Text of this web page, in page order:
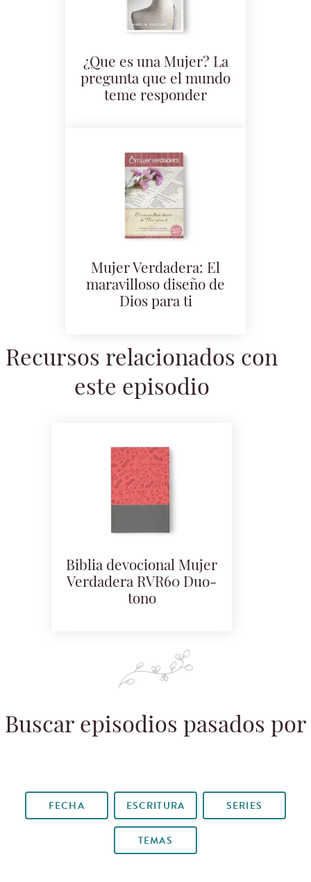
¿Que es una Mujer? La
pregunta que el mundo
teme responder
Mujer Verdadera: El
maravilloso diseño de
Dios para ti
Recursos relacionados con
este episodio
Biblia devocional Mujer
Verdadera RVR60 Duo-
tono
Buscar episodios pasados por
FECHA ESCRITURA SERIES
TEMAS